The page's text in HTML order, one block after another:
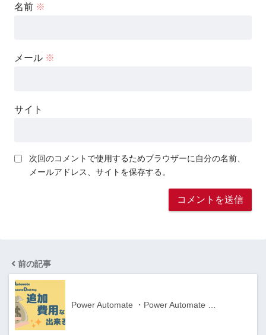
名前 ※
メール ※
サイト
次回のコメントで使用するためブラウザーに自分の名前、
メールアドレス、サイトを保存する。
前の記事
Power Automate ・Power Automate …